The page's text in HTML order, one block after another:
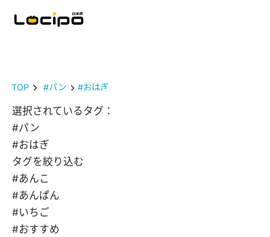
TOP #パン #おはぎ
選択されているタグ：
#パン
#おはぎ
タグを絞り込む
#あんこ
#あんぱん
#いちご
#おすすめ